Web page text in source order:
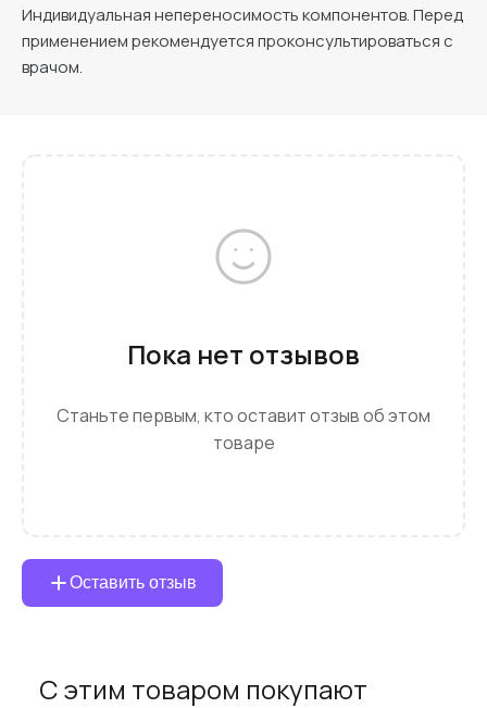
Индивидуальная непереносимость компонентов. Перед
применением рекомендуется проконсультироваться с
врачом.
Пока нет отзывов
Станьте первым, кто оставит отзыв об этом
товаре
Оставить отзыв
С этим товаром покупают